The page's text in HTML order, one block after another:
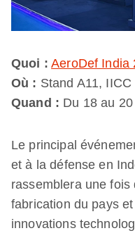
Quoi : AeroDef India
Où : Stand A11,
Quand : Du 18 au
Le principal
et à la défense en
rassemblera une
fabrication du pays
innovations